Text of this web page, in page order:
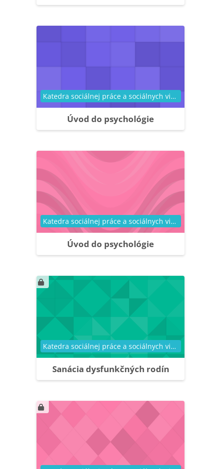
Úvod do psychológie
Kategória kurzu Katedra sociálnej práce a sociálnych vied
Úvod do psychológie
Kategória kurzu Katedra sociálnej práce a sociálnych vied
Sanácia dysfunkčných rodín
Kategória kurzu Katedra sociálnej práce a sociálnych vied